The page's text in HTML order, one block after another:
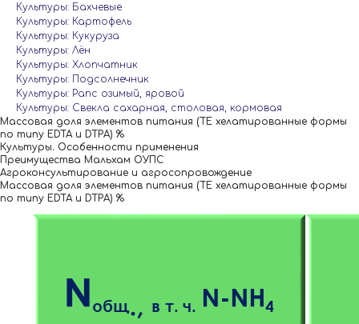
Культуры: Бахчевые
Культуры: Картофель
Культуры: Кукуруза
Культуры: Лён
Культуры: Хлопчатник
Культуры: Подсолнечник
Культуры: Рапс озимый, яровой
Культуры: Свекла сахарная, столовая, кормовая
Массовая доля элементов питания (ТЕ хелатированные формы
по типу EDTA и DTPA) %
Культуры. Особенности применения
Преимущества Мальхам ОУПС
Агроконсультирование и агросопровождение
Массовая доля элементов питания (ТЕ хелатированные формы
по типу EDTA и DTPA) %